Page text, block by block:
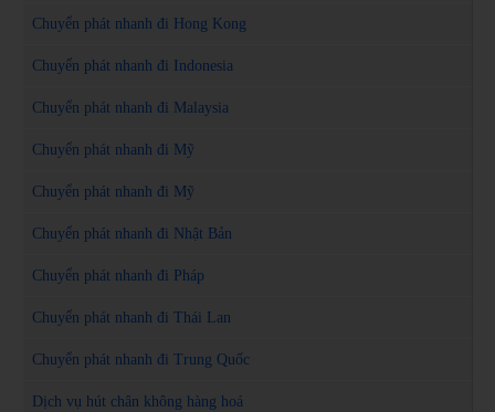
Chuyển phát nhanh đi Hong Kong
Chuyển phát nhanh đi Indonesia
Chuyển phát nhanh đi Malaysia
Chuyển phát nhanh đi Mỹ
Chuyển phát nhanh đi Mỹ
Chuyển phát nhanh đi Nhật Bản
Chuyển phát nhanh đi Pháp
Chuyển phát nhanh đi Thái Lan
Chuyển phát nhanh đi Trung Quốc
Dịch vụ hút chân không hàng hoá